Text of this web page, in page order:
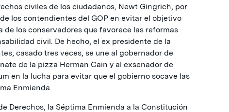
civiles de los ciudadanos, Newt Gingrich, por
los contendientes del GOP en evitar el objetivo
de los conservadores que favorece las reformas
civil. De hecho, el ex presidente de la
casado tres veces, se une al gobernador de
de la pizza Herman Cain y al exsenador de
en la lucha para evitar que el gobierno socave las
Enmienda.
Derechos, la Séptima Enmienda a la Constitución